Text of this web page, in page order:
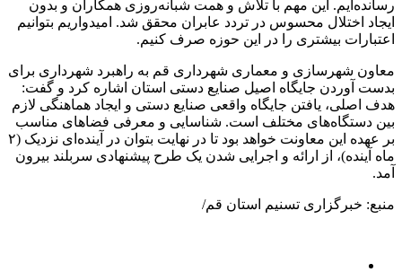
رسانده‌ایم. این مهم با تلاش و همت شبانه‌روزی همکاران و بدون
ایجاد اختلال محسوس در تردد عابران محقق شد. امیدواریم بتوانیم
اعتبارات بیشتری را در این حوزه صرف کنیم.
معاون شهرسازی و معماری شهرداری قم به راهبرد شهرداری برای
بدست آوردن جایگاه اصیل صنایع دستی استان اشاره کرد و گفت:
هدف اصلی، یافتن جایگاه واقعی صنایع دستی و ایجاد هماهنگی لازم
بین دستگاه‌های مختلف است. شناسایی و معرفی فضاهای مناسب
بر عهده این معاونت خواهد بود تا در نهایت بتوان در آینده‌ای نزدیک (۲
ماه آینده)، از ارائه و اجرایی شدن یک طرح پیشنهادی سربلند بیرون
آمد.
منبع: خبرگزاری تسنیم استان قم/